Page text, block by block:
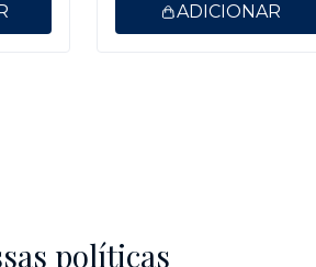
ADICIONAR
políticas